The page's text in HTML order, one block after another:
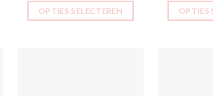
OPTIES SELECTEREN OPTIES